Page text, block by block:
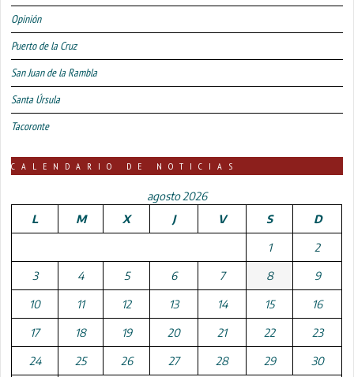
Opinión
Puerto de la Cruz
San Juan de la Rambla
Santa Úrsula
Tacoronte
CALENDARIO DE NOTICIAS
agosto 2026
L
M X J V S D
1 2
3 4 5 6 7 8 9
10 11 12 13 14 15 16
17 18 19 20 21 22 23
24 25 26 27 28 29 30